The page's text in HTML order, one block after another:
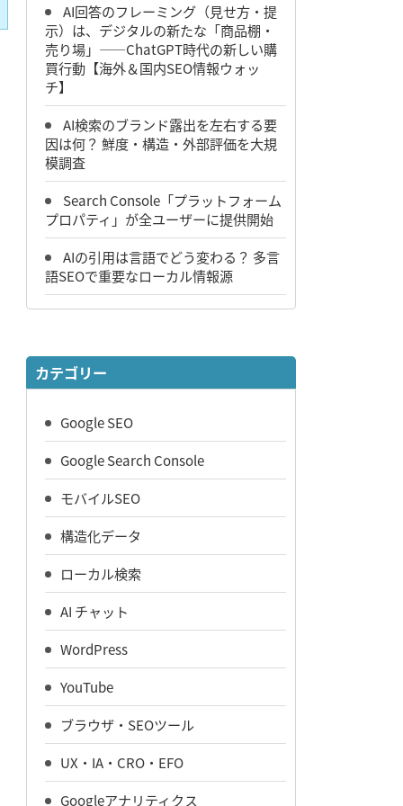
AI回答のフレーミング（見せ方・提
示）は、デジタルの新たな「商品棚・
売り場」――ChatGPT時代の新しい購
買行動【海外＆国内SEO情報ウォッ
チ】
AI検索のブランド露出を左右する要
因は何？ 鮮度・構造・外部評価を大規
模調査
Search Console「プラットフォーム
プロパティ」が全ユーザーに提供開始
AIの引用は言語でどう変わる？ 多言
語SEOで重要なローカル情報源
カテゴリー
Google SEO
Google Search Console
モバイルSEO
構造化データ
ローカル検索
AI チャット
WordPress
YouTube
ブラウザ・SEOツール
UX・IA・CRO・EFO
Googleアナリティクス